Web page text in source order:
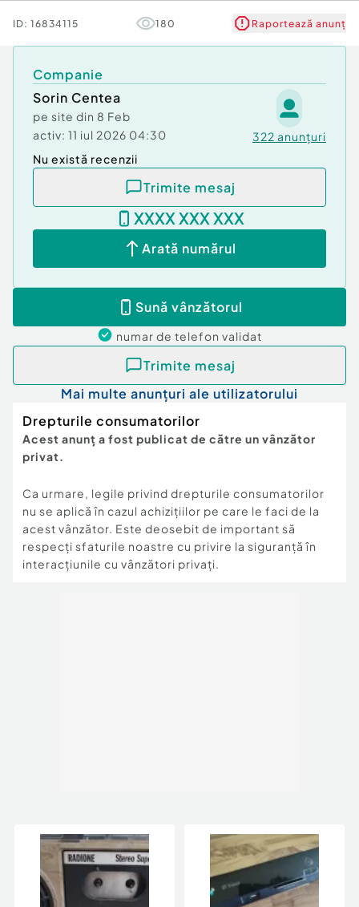
ID: 16834115 180 Raportează anunț
Companie
Sorin Centea
pe site din 8 Feb
activ: 11 iul 2026 04:30 322 anunțuri
Nu există recenzii
Trimite mesaj
XXXX XXX XXX
Arată numărul
Sună vânzătorul
numar de telefon validat
Trimite mesaj
Mai multe anunțuri ale utilizatorului
Drepturile consumatorilor
Acest anunț a fost publicat de către un vânzător
privat.
Ca urmare, legile privind drepturile consumatorilor
nu se aplică în cazul achizițiilor pe care le faci de la
acest vânzător. Este deosebit de important să
respecți sfaturile noastre cu privire la siguranță în
interacțiunile cu vânzători privați.